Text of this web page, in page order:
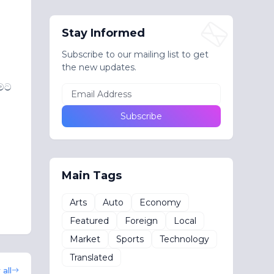
all
Stay Informed
Subscribe to our mailing list to get
the new updates.
Main Tags
Arts Auto
Economy
Featured
Foreign
Local
Market
Sports
Technology
Translated